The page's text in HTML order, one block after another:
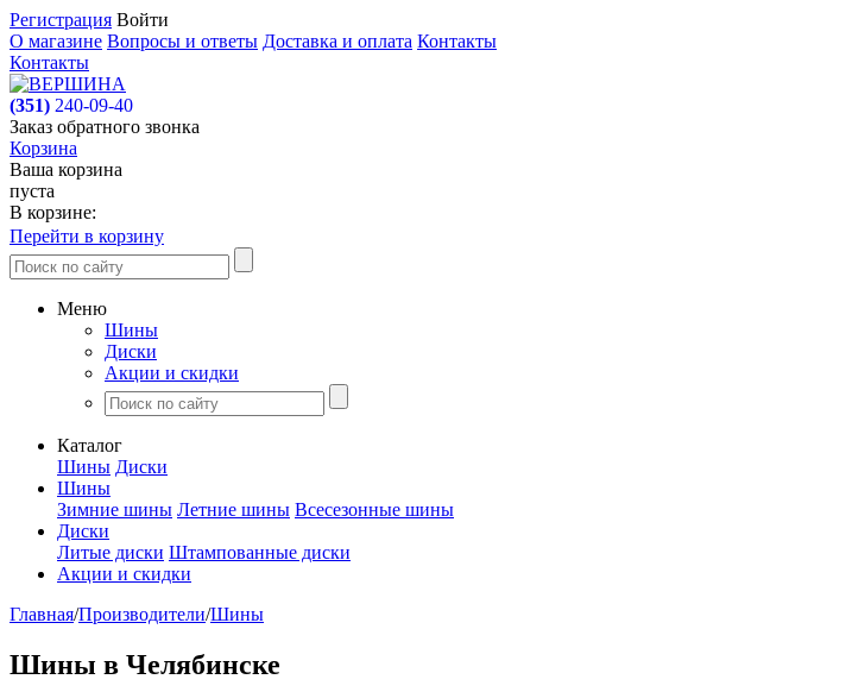
Регистрация Войти
О магазине Вопросы и ответы Доставка и оплата Контакты
Контакты
(351) 240-09-40
Заказ обратного звонка
Корзина
Ваша корзина
пуста
В корзине:
Перейти в корзину
Меню
Шины
Диски
Акции и скидки
Каталог
Шины Диски
Шины
Зимние шины Летние шины Всесезонные шины
Диски
Литые диски Штампованные диски
Акции и скидки
Главная/Производители/Шины
Шины в Челябинске